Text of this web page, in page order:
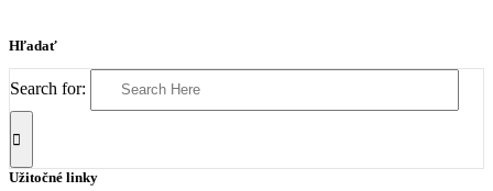
Hľadať
Search for:
Užitočné linky